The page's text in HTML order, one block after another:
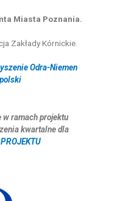
Miasta Poznania.
Zakłady Kórnickie.
Odra-Niemen
w ramach projektu
kwartalne dla